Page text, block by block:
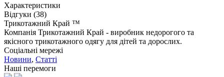
Характеристики
Відгуки (38)
Трикотажний Край ™
Компанія Трикотажний Край - виробник недорогого та
якісного трикотажного одягу для дітей та дорослих.
Соціальні мережі
Новини, Статті
Наші перемоги